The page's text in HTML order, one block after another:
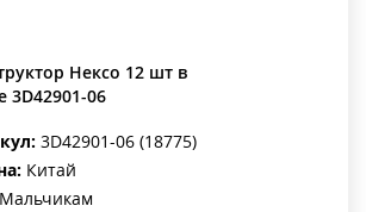
Нексо 12 шт в
3D42901-06
3D42901-06 (18775)
Китай
Мальчикам